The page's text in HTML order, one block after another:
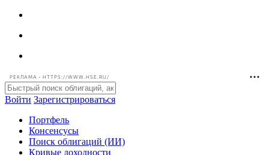
РЕКЛАМА • HTTPS://WWW.HSE.RU/
Войти Зарегистрироваться